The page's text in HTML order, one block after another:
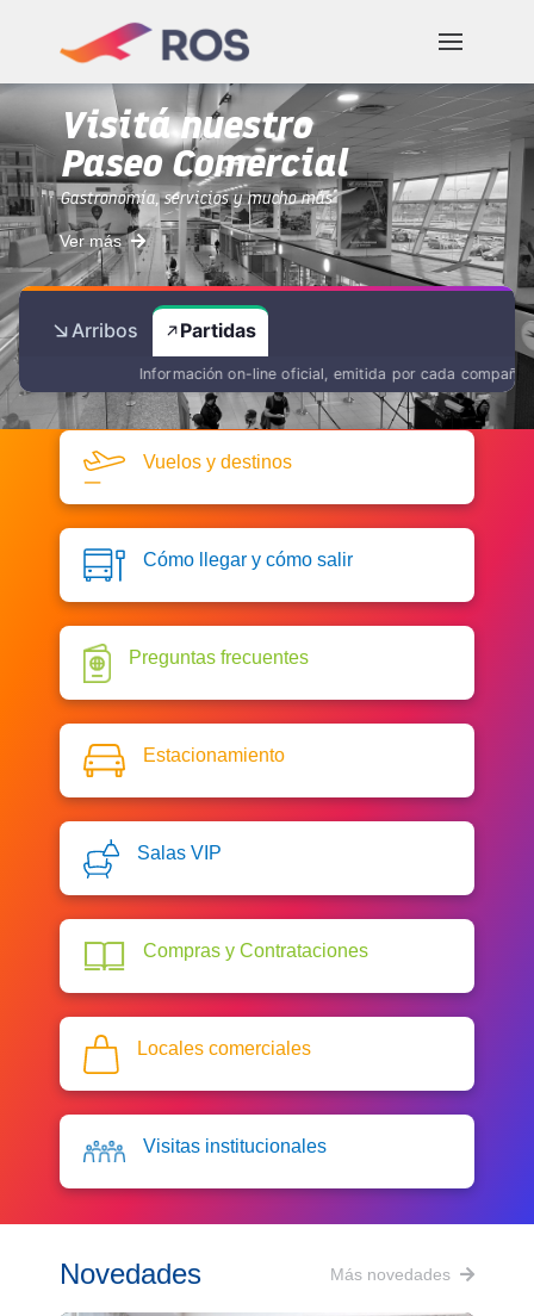
Visitá nuestro
Paseo Comercial
Gastronomía, servicios y mucho más
Ver más
Arribos Partidas
Información on-line oficial, emitida por cada
Vuelos y destinos
Cómo llegar y cómo salir
Preguntas frecuentes
Estacionamiento
Salas VIP
Compras y Contrataciones
Locales comerciales
Visitas institucionales
Novedades Más novedades